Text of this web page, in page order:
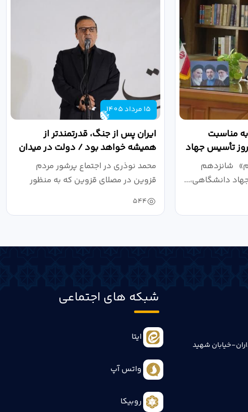
مناسبت
تأسیس جهاد
شانزدهم
دانشگاهی،...
15 مرداد 1405
ایران پس از جنگ، قدرتمندتر از
همیشه خواهد بود / دولت در میدان
نبرد اقتصادی،...
محمد نوذری در اجتماع پرشور مردم
قزوین در مصلای قزوین که به منظور
خون‌خواهی...
544
خیابان شهید
شبکه های اجتماعی
ایتا
واتس آپ
روبیکا